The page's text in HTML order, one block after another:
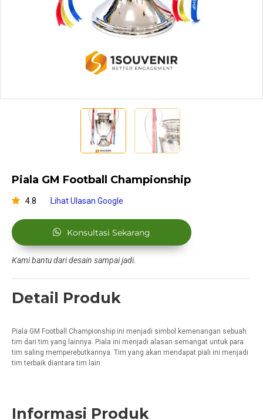
Piala GM Football Championship
4.8 Lihat Ulasan Google
Konsultasi Sekarang
Kami bantu dari desain sampai jadi.
Detail Produk
Piala GM Football Championship ini menjadi simbol kemenangan sebuah
tim dari tim yang lainnya. Piala ini menjadi alasan semangat untuk para
tim saling memperebutkannya. Tim yang akan mendapat piali ini menjadi
tim terbaik diantara tim lain.
Informasi Produk